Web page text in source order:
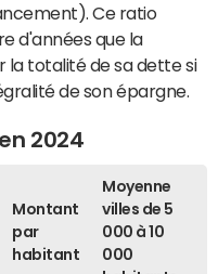
Ce ratio
d'années que la
totalité de sa dette si
de son épargne.
2024
Montant
par
habitant
Moyenne
villes de 5
000 à 10
000